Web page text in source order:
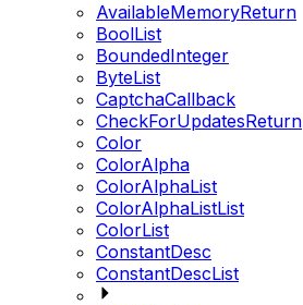
AvailableMemoryReturn
BoolList
BoundedInteger
ByteList
CaptchaCallback
CheckForUpdatesReturn
Color
ColorAlpha
ColorAlphaList
ColorAlphaListList
ColorList
ConstantDesc
ConstantDescList